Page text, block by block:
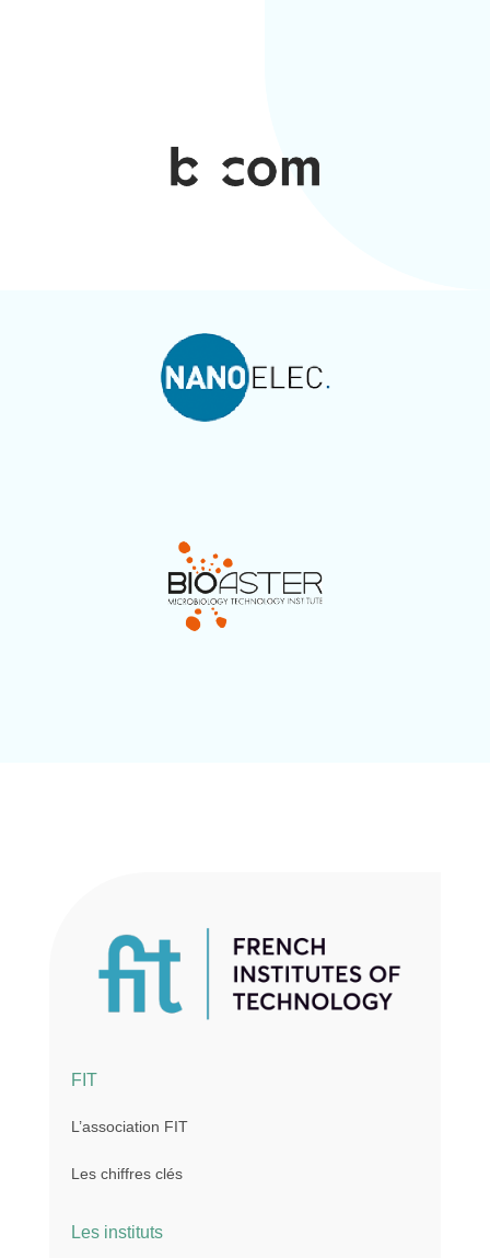
FIT
L’association FIT
Les chiffres clés
Les instituts